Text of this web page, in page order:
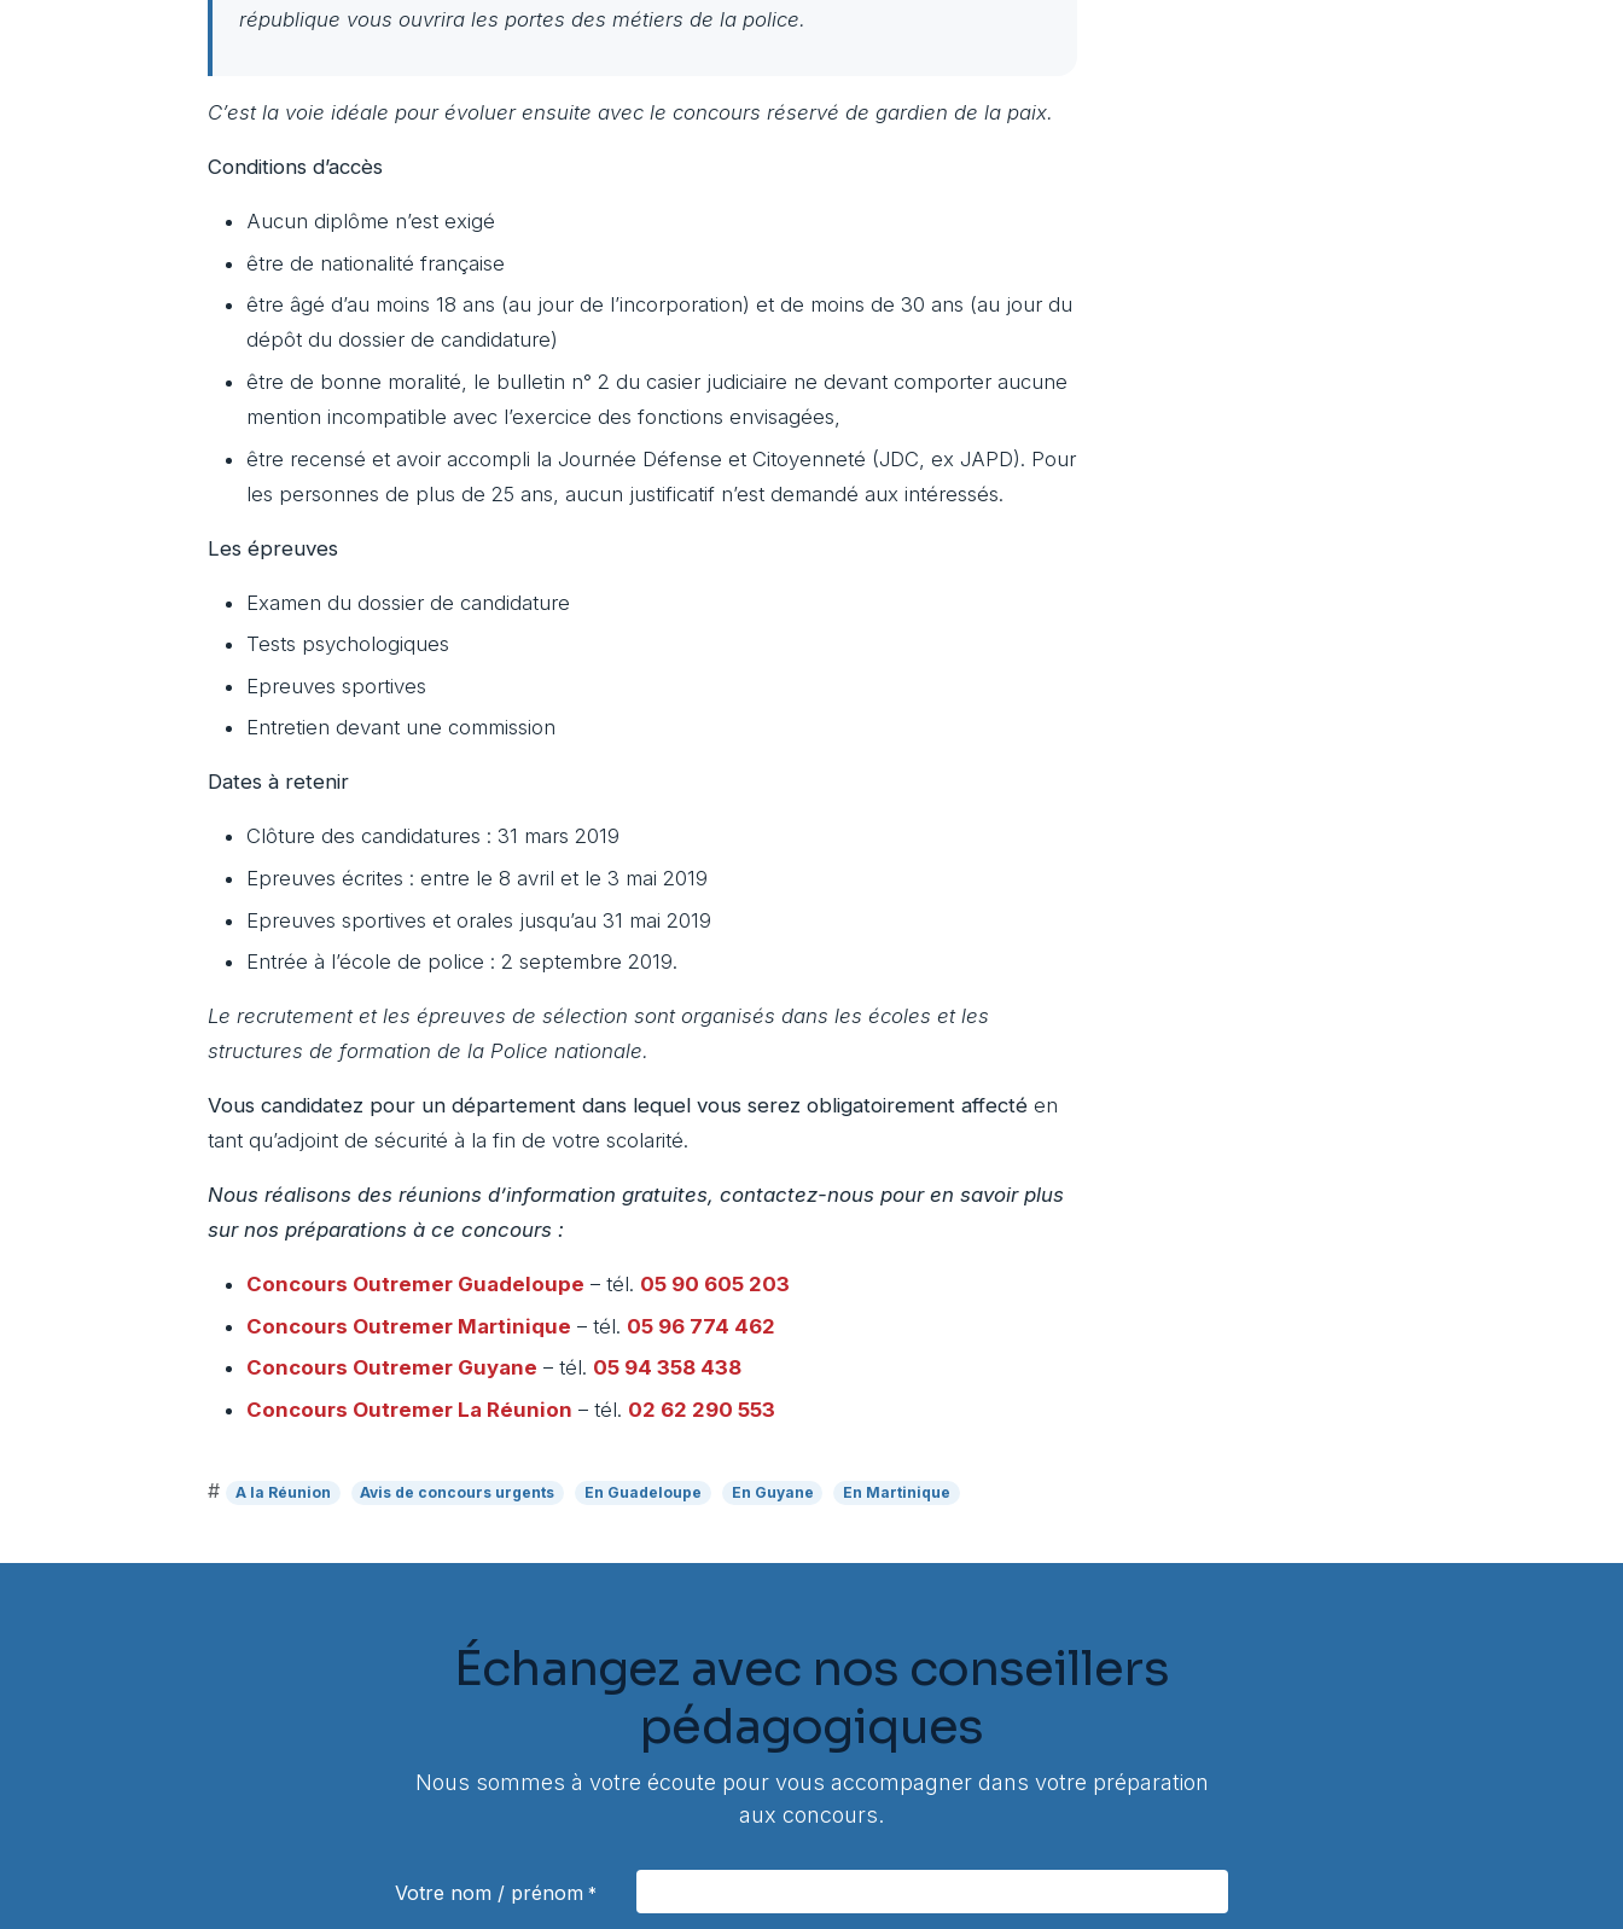
république vous ouvrira les portes des métiers de la police.
C’est la voie idéale pour évoluer ensuite avec le concours réservé de gardien de la paix.
Conditions d’accès
Aucun diplôme n’est exigé
être de nationalité française
être âgé d’au moins 18 ans (au jour de l’incorporation) et de moins de 30 ans (au jour du
dépôt du dossier de candidature)
être de bonne moralité, le bulletin n° 2 du casier judiciaire ne devant comporter aucune
mention incompatible avec l’exercice des fonctions envisagées,
être recensé et avoir accompli la Journée Défense et Citoyenneté (JDC, ex JAPD). Pour
les personnes de plus de 25 ans, aucun justificatif n’est demandé aux intéressés.
Les épreuves
Examen du dossier de candidature
Tests psychologiques
Epreuves sportives
Entretien devant une commission
Dates à retenir
Clôture des candidatures : 31 mars 2019
Epreuves écrites : entre le 8 avril et le 3 mai 2019
Epreuves sportives et orales jusqu’au 31 mai 2019
Entrée à l’école de police : 2 septembre 2019.
Le recrutement et les épreuves de sélection sont organisés dans les écoles et les
structures de formation de la Police nationale.
Vous candidatez pour un département dans lequel vous serez obligatoirement affecté en
tant qu’adjoint de sécurité à la fin de votre scolarité.
Nous réalisons des réunions d’information gratuites, contactez-nous pour en savoir plus
sur nos préparations à ce concours :
Concours Outremer Guadeloupe – tél. 05 90 605 203
Concours Outremer Martinique – tél. 05 96 774 462
Concours Outremer Guyane – tél. 05 94 358 438
Concours Outremer La Réunion – tél. 02 62 290 553
# A la Réunion Avis de concours urgents En Guadeloupe En Guyane En Martinique
Échangez avec nos conseillers
pédagogiques
Nous sommes à votre écoute pour vous accompagner dans votre préparation
aux concours.
Votre nom / prénom *